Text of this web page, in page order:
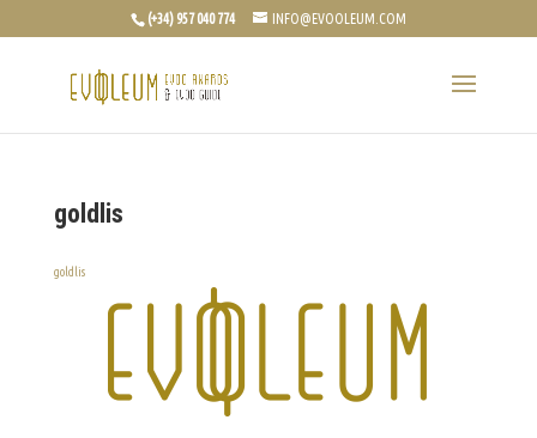
(+34) 957 040 774 INFO@EVOOLEUM.COM
goldlis
goldlis